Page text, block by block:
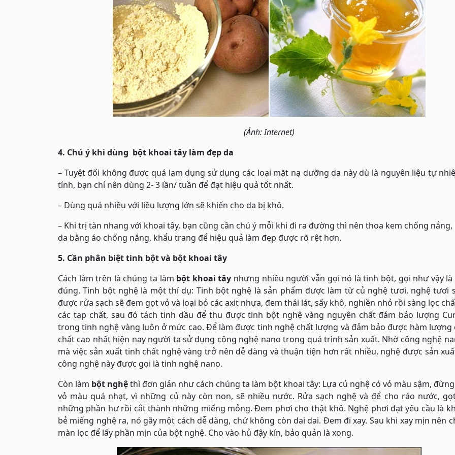
(Ảnh: Internet)
4. Chú ý khi dùng bột khoai tây làm đẹp da
– Tuyệt đối không được quá lạm dụng sử dụng các loại mặt nạ dưỡng da này dù là nguyên liệu tự
tính, bạn chỉ nên dùng 2- 3 lần/ tuần để đạt hiệu quả tốt nhất.
– Dùng quá nhiều với liều lượng lớn sẽ khiến cho da bị khô.
– Khi trị tàn nhang với khoai tây, bạn cũng cần chú ý mỗi khi đi ra đường thì nên thoa kem chống nắng,
da bằng áo chống nắng, khẩu trang để hiệu quả làm đẹp được rõ rệt hơn.
5. Cần phân biệt tinh bột và bột khoai tây
Cách làm trên là chúng ta làm bột khoai tây nhưng nhiều người vẫn gọi nó là tinh bột, gọi như vậy
đúng. Tinh bột nghệ là một thí dụ: Tinh bột nghệ là sản phẩm được làm từ củ nghệ tươi, nghệ tươi
được rửa sạch sẽ đem gọt vỏ và loại bỏ các axit nhựa, đem thái lát, sấy khô, nghiền nhỏ rồi sàng lọc
các tạp chất, sau đó tách tinh dầu để thu được tinh bột nghệ vàng nguyên chất đảm bảo lượng
trong tinh nghệ vàng luôn ở mức cao. Để làm được tinh nghệ chất lượng và đảm bảo được hàm lượng
chất cao nhất hiện nay người ta sử dụng công nghệ nano trong quá trình sản xuất. Nhờ công nghệ
mà việc sản xuất tinh chất nghệ vàng trở nên dễ dàng và thuận tiện hơn rất nhiều, nghệ được sản
công nghệ này được gọi là tinh nghệ nano.
Còn làm bột nghệthì đơn giản như cách chúng ta làm bột khoai tây: Lựa củ nghệ có vỏ màu sậm,
vỏ màu quá nhạt, vì những củ này còn non, sẽ nhiều nước. Rửa sạch nghệ và để cho ráo nước,
những phần hư rồi cắt thành những miếng mỏng. Đem phơi cho thật khô. Nghệ phơi đạt yêu cầu là
bẻ miếng nghệ ra, nó gãy một cách dễ dàng, chứ không còn dai dai. Đem đi xay. Sau khi xay mịn nên
màn lọc để lấy phần mịn của bột nghệ. Cho vào hủ đậy kín, bảo quản là xong.